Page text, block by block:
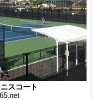
スコート